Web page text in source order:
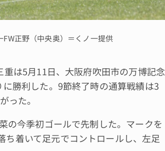
正野（中央奥）＝くノ一提供
は5月11日、大阪府吹田市の万博記念
勝利した。9節終了時の通算戦績は3
った。
の今季初ゴールで先制した。マークを
着いて足元でコントロールし、左足